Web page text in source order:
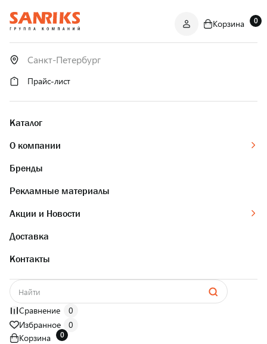
ОПТОМ
И В РОЗНИЦУ
Корзина 0
Прайс-лист
Каталог
О компании
Бренды
Рекламные материалы
Акции и Новости
Доставка
Контакты
Сравнение
0
Избранное
0
Корзина
0